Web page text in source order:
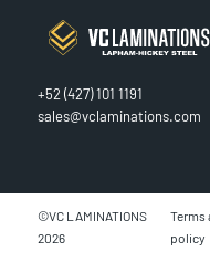
CONTACT
+52 (427) 101 1191
sales@vclaminations.com
©VC LAMINATIONS
2026
Terms
policy